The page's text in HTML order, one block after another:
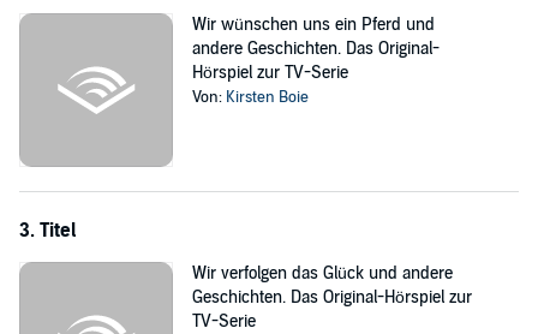
Wir wünschen uns ein Pferd und
andere Geschichten. Das Original-
Hörspiel zur TV-Serie
Von: Kirsten Boie
3. Titel
Wir verfolgen das Glück und andere
Geschichten. Das Original-Hörspiel zur
TV-Serie